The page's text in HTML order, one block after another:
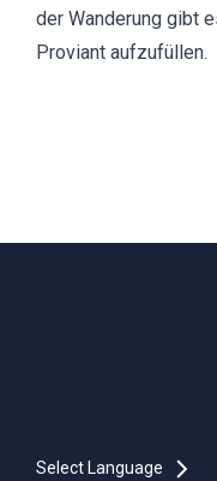
der Wanderung gibt
Proviant aufzufüllen.
Select Language